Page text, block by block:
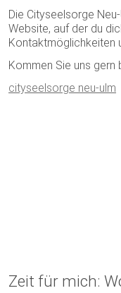
Die Cityseelsorge
Website, auf der du
Kontaktmöglichkeiten
Kommen Sie uns gern
cityseelsorge neu-ulm
Zeit für mich: